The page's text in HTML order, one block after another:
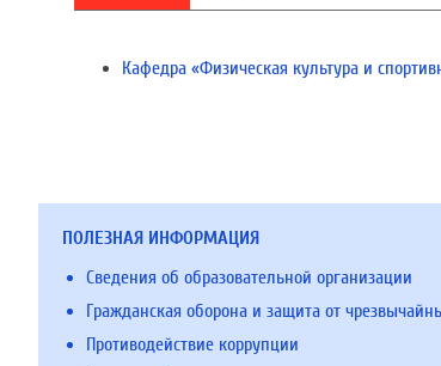
Кафедра «Физическая культура и
ПОЛЕЗНАЯ ИНФОРМАЦИЯ
Сведения об образовательной организации
Гражданская оборона и защита от
Противодействие коррупции